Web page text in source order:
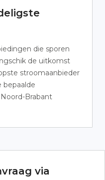
die sporen
de uitkomst
stroomaanbieder
bepaalde
Brabant
via